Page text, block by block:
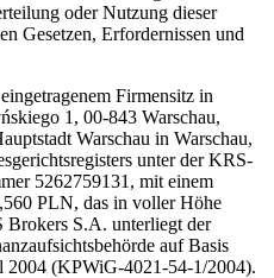
oder Nutzung dieser
Gesetzen, Erfordernissen und
Firmensitz in
1, 00-843 Warschau,
Warschau in Warschau,
unter der KRS-
5262759131, mit einem
PLN, das in voller Höhe
S.A. unterliegt der
auf Basis
2004 (KPWiG-4021-54-1/2004).